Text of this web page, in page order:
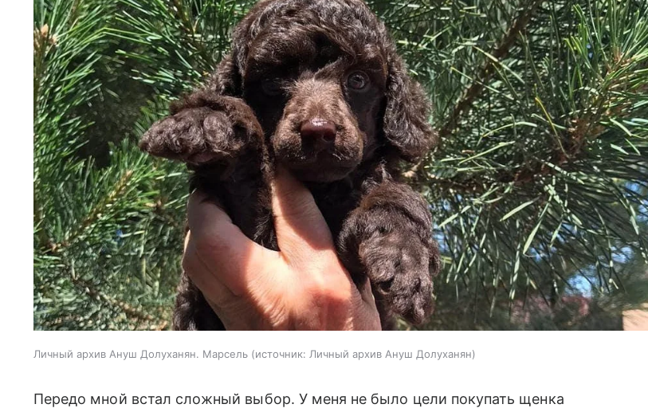
Личный архив Ануш Долуханян. Марсель источник: Личный архив Ануш Долуханян
Передо мной встал сложный выбор. У меня не было цели покупать щенка